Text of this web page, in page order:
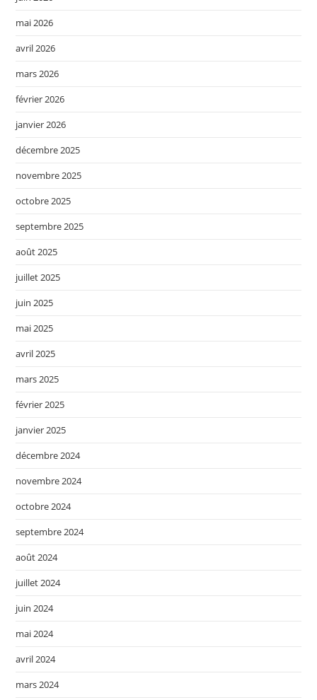
mai 2026
avril 2026
mars 2026
février 2026
janvier 2026
décembre 2025
novembre 2025
octobre 2025
septembre 2025
août 2025
juillet 2025
juin 2025
mai 2025
avril 2025
mars 2025
février 2025
janvier 2025
décembre 2024
novembre 2024
octobre 2024
septembre 2024
août 2024
juillet 2024
juin 2024
mai 2024
avril 2024
mars 2024